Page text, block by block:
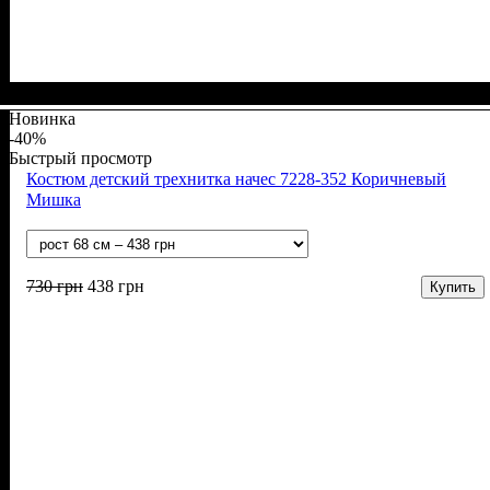
Новинка
-40%
Быстрый просмотр
Костюм детский трехнитка начес 7228-352 Коричневый
Мишка
730грн 438 грн Купить